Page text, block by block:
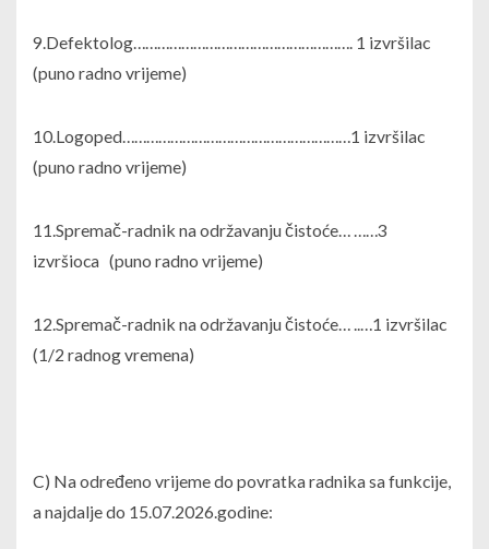
9.Defektolog………………………………………………. 1 izvršilac
(puno radno vrijeme)
10.Logoped…………………………………………………1 izvršilac
(puno radno vrijeme)
11.Spremač-radnik na održavanju čistoće… ……3
izvršioca (puno radno vrijeme)
12.Spremač-radnik na održavanju čistoće… ..…1 izvršilac
(1/2 radnog vremena)
C) Na određeno vrijeme do povratka radnika sa funkcije,
a najdalje do 15.07.2026.godine: